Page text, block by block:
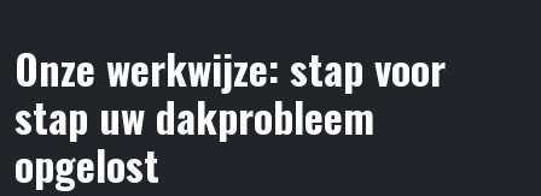
Onze werkwijze: stap voor
stap uw dakprobleem
opgelost